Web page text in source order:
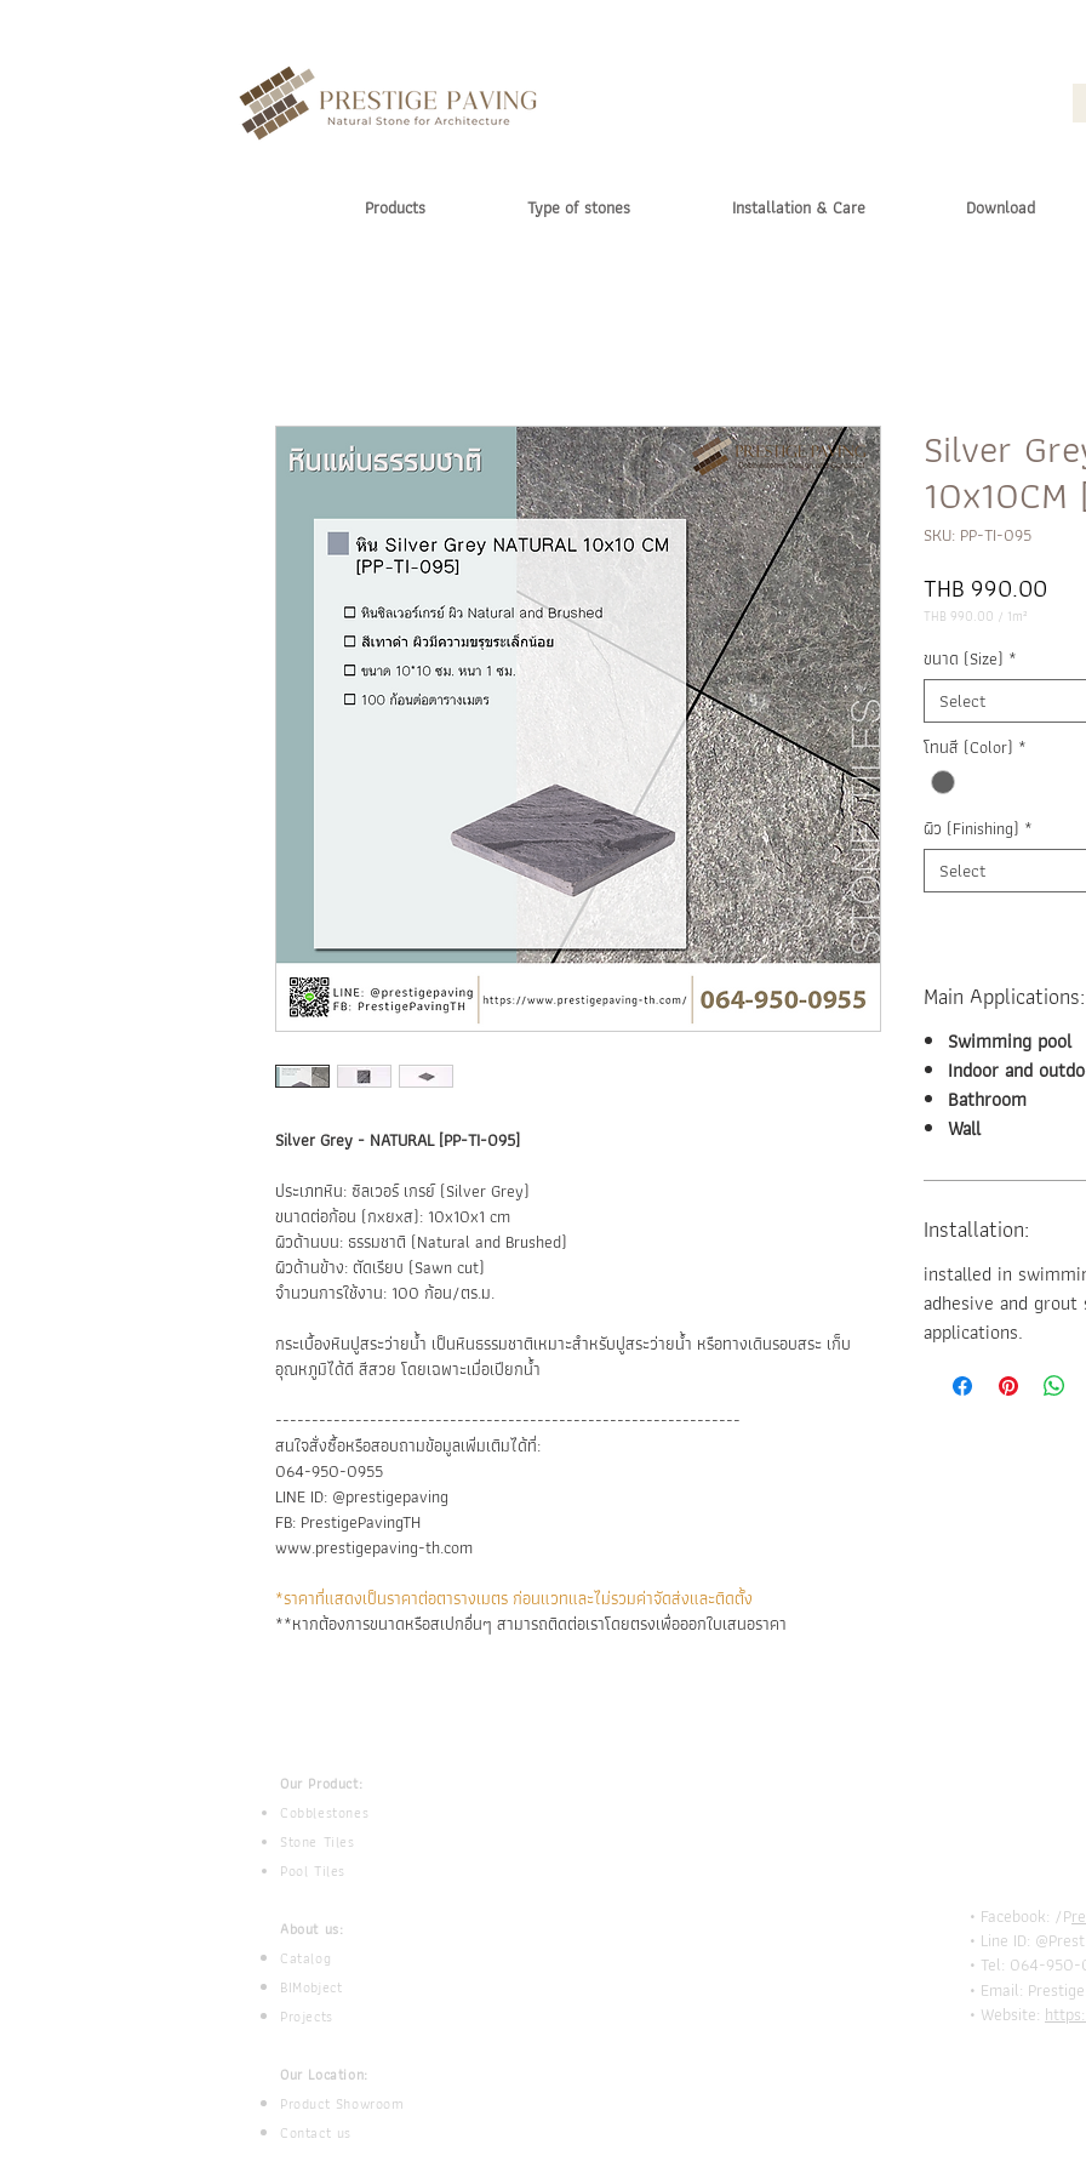
Products Type of stones Installation & Care Download
Silver Grey - NATURAL [PP-TI-095]
ประเภทหิน: ซิลเวอร์ เกรย์ (Silver Grey)
ขนาดต่อก้อน (กxยxส): 10x10x1 cm
ผิวด้านบน: ธรรมชาติ (Natural and Brushed)
ผิวด้านข้าง: ตัดเรียบ (Sawn cut)
จำนวนการใช้งาน: 100 ก้อน/ตร.ม.
กระเบื้องหินปูสระว่ายน้ำ เป็นหินธรรมชาติเหมาะสำหรับปูสระว่ายน้ำ หรือทางเดินรอบสระ เก็บ
อุณหภูมิได้ดี สีสวย โดยเฉพาะเมื่อเปียกน้ำ
----------------------------------------------------------------
สนใจสั่งซื้อหรือสอบถามข้อมูลเพิ่มเติมได้ที่:
064-950-0955
LINE ID: @prestigepaving
FB: PrestigePavingTH
www.prestigepaving-th.com
*ราคาที่แสดงเป็นราคาต่อตารางเมตร ก่อนแวทและไม่รวมค่าจัดส่งและติดตั้ง
**หากต้องการขนาดหรือสเปกอื่นๆ สามารถติดต่อเราโดยตรงเพื่อออกใบเสนอราคา
Silver
SKU: PP-TI-095
THB 990.00
THB 990.00 / 1m²
1
Square
meter
ขนาด (Size) *
Select
โทนสี (Color) *
ผิว (Finishing) *
Select
Main Applications:
Swimming pool
Indoor and
Bathroom
Wall
Installation:
installed in
adhesive and
applications.
Our Product:
Cobblestones
Stone Tiles
Pool Tiles
About us:
Catalog
BIMobject
Projects
Our Location:
Product Showroom
Contact us
• Facebook: /P
• Line ID:
• Tel: 064-
• Email:
• Website: